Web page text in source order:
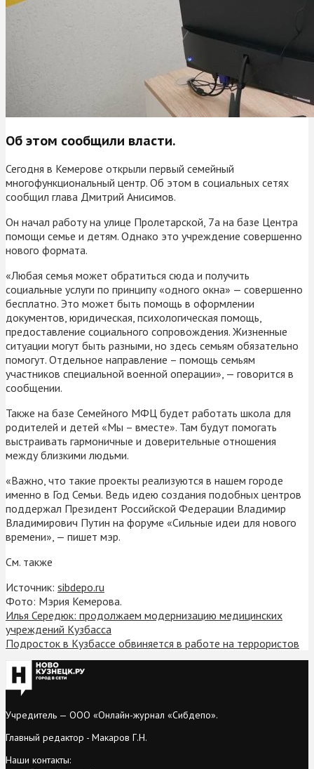
Об этом сообщили власти.
Сегодня в Кемерове открыли первый семейный
многофункциональный центр. Об этом в социальных сетях
сообщил глава Дмитрий Анисимов.
Он начал работу на улице Пролетарской, 7а на базе Центра
помощи семье и детям. Однако это учреждение совершенно
нового формата.
«Любая семья может обратиться сюда и получить
социальные услуги по принципу «одного окна» — совершенно
бесплатно. Это может быть помощь в оформлении
документов, юридическая, психологическая помощь,
предоставление социального сопровождения. Жизненные
ситуации могут быть разными, но здесь семьям обязательно
помогут. Отдельное направление – помощь семьям
участников специальной военной операции», — говорится в
сообщении.
Также на базе Семейного МФЦ будет работать школа для
родителей и детей «Мы – вместе». Там будут помогать
выстраивать гармоничные и доверительные отношения
между близкими людьми.
«Важно, что такие проекты реализуются в нашем городе
именно в Год Семьи. Ведь идею создания подобных центров
поддержал Президент Российской Федерации Владимир
Владимирович Путин на форуме «Сильные идеи для нового
времени», — пишет мэр.
См. также
Источник: sibdepo.ru
Фото: Мэрия Кемерова.
Илья Середюк: продолжаем модернизацию медицинских
учреждений Кузбасса
Подросток в Кузбассе обвиняется в работе на террористов
Учредитель — ООО «Онлайн-журнал «Сибдепо».
Главный редактор - Макаров Г.Н.
Наши контакты: